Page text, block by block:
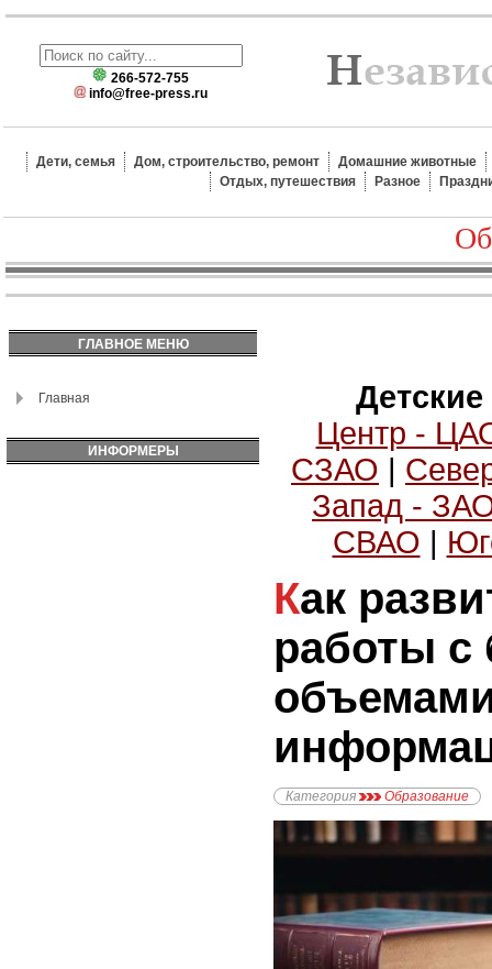
266-572-755
info@free-press.ru
Дети, семья Дом, строительство, ремонт
Домашние животные
Отдых, путешествия
Разное
ГЛАВНОЕ МЕНЮ
Главная
ИНФОРМЕРЫ
Центр -
СЗАО |
Запад -
СВАО |
Как развить навыки
работы
Категория Образование